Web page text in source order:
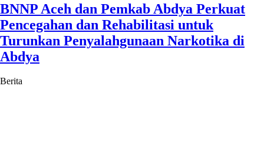
BNNP Aceh dan Pemkab Abdya Perkuat
Pencegahan dan Rehabilitasi untuk
Turunkan Penyalahgunaan Narkotika di
Abdya
Berita